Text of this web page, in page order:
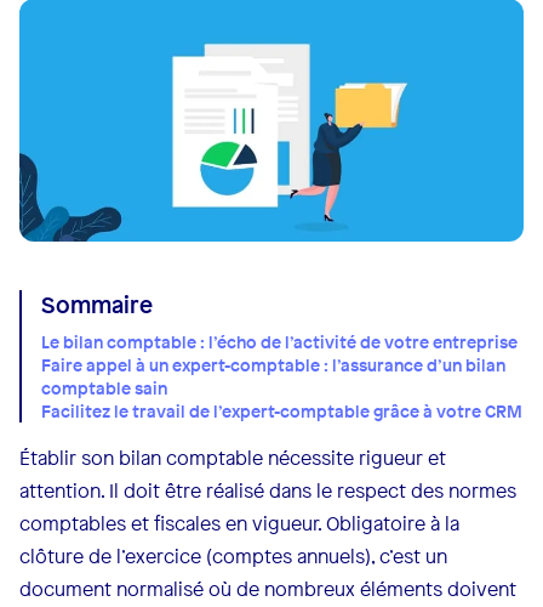
Sommaire
Le bilan comptable : l’écho de l’activité de votre entreprise
Faire appel à un expert-comptable : l’assurance d’un bilan
comptable sain
Facilitez le travail de l’expert-comptable grâce à votre CRM
Établir son bilan comptable nécessite rigueur et
attention. Il doit être réalisé dans le respect des normes
comptables et fiscales en vigueur. Obligatoire à la
clôture de l’exercice (comptes annuels), c’est un
document normalisé où de nombreux éléments doivent